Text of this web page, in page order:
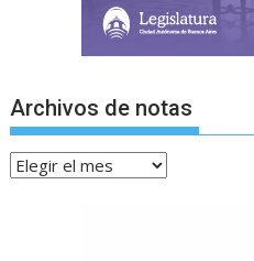
Archivos de notas
Archivos